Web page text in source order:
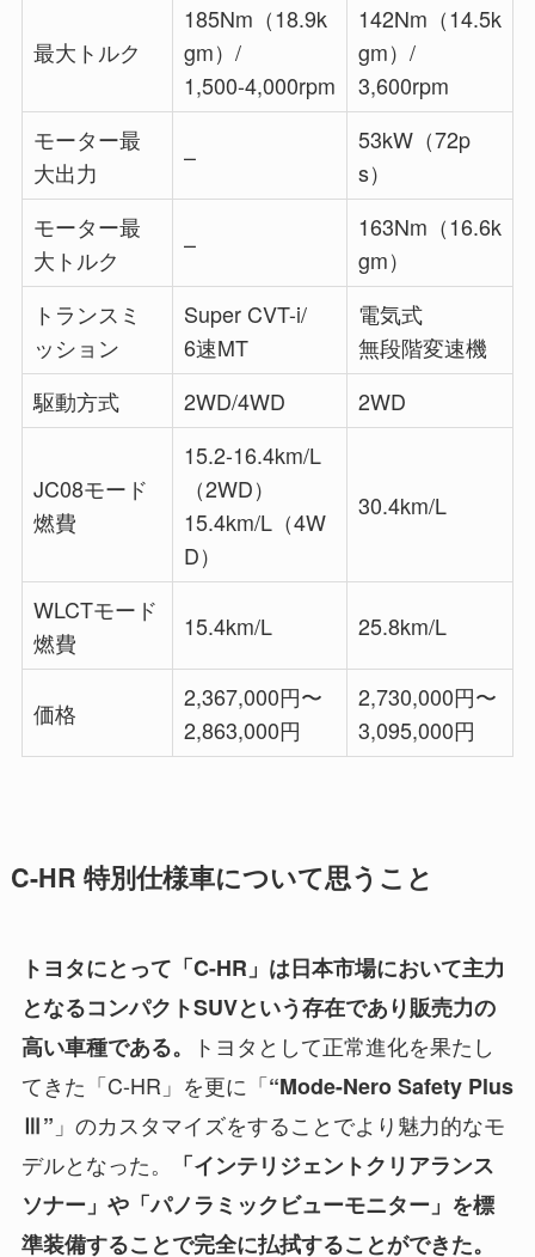
最大トルク
185Nm（18.9k
gm）/
1,500-4,000rpm
142Nm（14.5k
gm）/
3,600rpm
モーター最
大出力
–
53kW（72p
s）
モーター最
大トルク
–
163Nm（16.6k
gm）
トランスミ
ッション
Super CVT-i/
6速MT
電気式
無段階変速機
駆動方式
2WD/4WD 2WD
JC08モード
燃費
15.2-16.4km/L
（2WD）
15.4km/L（4W
D）
30.4km/L
WLCTモード
燃費
15.4km/L 25.8km/L
価格
2,367,000円〜
2,863,000円
2,730,000円〜
3,095,000円
C-HR 特別仕様車について思うこと
トヨタにとって「C-HR」は日本市場において主力
となるコンパクトSUVという存在であり販売力の
高い車種である。
トヨタとして正常進化を果たし
てきた「C-HR」を更に「“Mode-Nero Safety Plus
Ⅲ” 」のカスタマイズをすることでより魅力的なモ
デルとなった。
「インテリジェントクリアランス
ソナー」や「パノラミックビューモニター」を標
準装備することで完全に払拭することができた。